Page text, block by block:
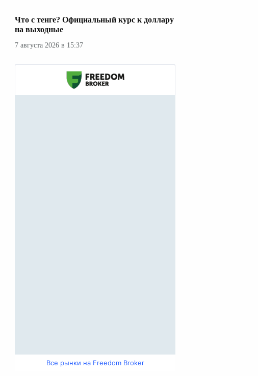
Что с тенге? Официальный курс к доллару
на выходные
7 августа 2026 в 15:37
Все рынки на Freedom Broker